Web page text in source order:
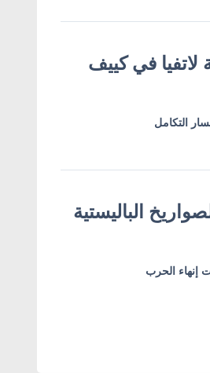
لاتفيا في كييف
التكامل
الباليستية
إنهاء الحرب